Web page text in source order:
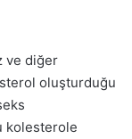
ve diğer
oluşturduğu
kolesterole